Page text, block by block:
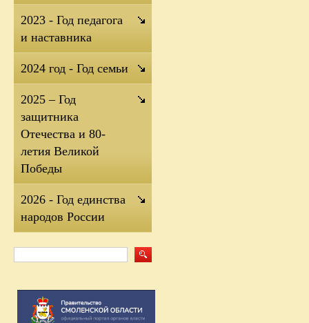
2023 - Год педагога
и наставника
2024 год - Год семьи
2025 – Год
защитника
Отечества и 80-
летия Великой
Победы
2026 - Год единства
народов России